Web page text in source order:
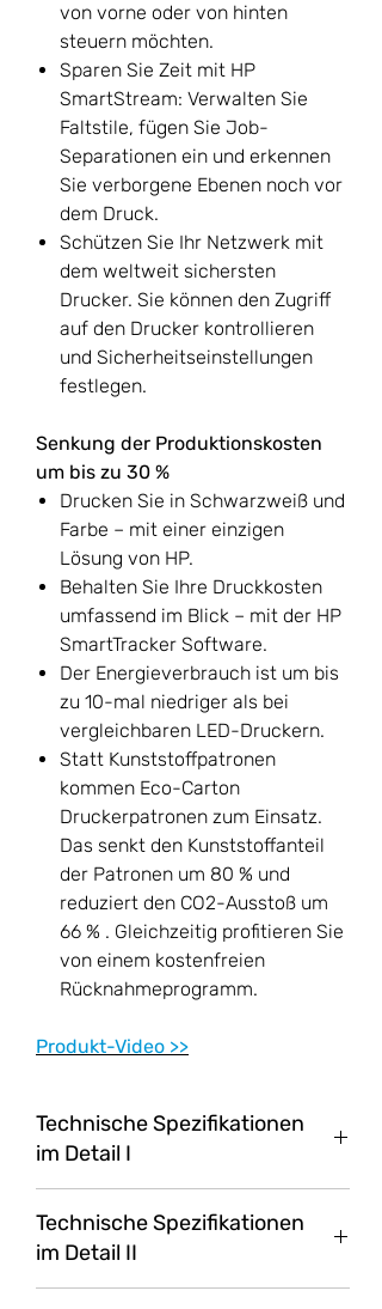
von vorne oder von hinten
steuern möchten.
Sparen Sie Zeit mit HP
SmartStream: Verwalten Sie
Faltstile, fügen Sie Job-
Separationen ein und erkennen
Sie verborgene Ebenen noch vor
dem Druck.
Schützen Sie Ihr Netzwerk mit
dem weltweit sichersten
Drucker. Sie können den Zugriff
auf den Drucker kontrollieren
und Sicherheitseinstellungen
festlegen.
Senkung der Produktionskosten
um bis zu 30 %
Drucken Sie in Schwarzweiß und
Farbe – mit einer einzigen
Lösung von HP.
Behalten Sie Ihre Druckkosten
umfassend im Blick – mit der HP
SmartTracker Software.
Der Energieverbrauch ist um bis
zu 10-mal niedriger als bei
vergleichbaren LED-Druckern.
Statt Kunststoffpatronen
kommen Eco-Carton
Druckerpatronen zum Einsatz.
Das senkt den Kunststoffanteil
der Patronen um 80 % und
reduziert den CO2-Ausstoß um
66 % . Gleichzeitig profitieren Sie
von einem kostenfreien
Rücknahmeprogramm.
Produkt-Video >>
Technische Spezifikationen
im Detail I
Maximale
Druckgeschwindigkeit
15 m/Min.
Zugeführte
1 l (K) bzw.
Technische Spezifikationen
im Detail II